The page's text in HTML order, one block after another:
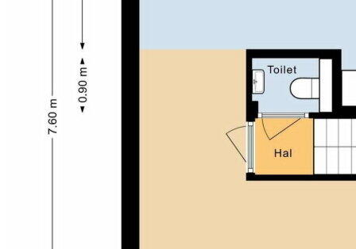
composiet werkblad met brede laden. Een heerlijke
plek om uitgebreid te koken.
1e VERDIEPING:
Op de eerste verdieping bevinden zich drie
slaapkamers, allemaal netjes afgewerkt met
laminaatvloeren en grotendeels gladde wanden. Aan
de achterzijde is in 2019 een kunststof dakkapel van
circa 4 meter breed geplaatst, wat zorgt voor extra